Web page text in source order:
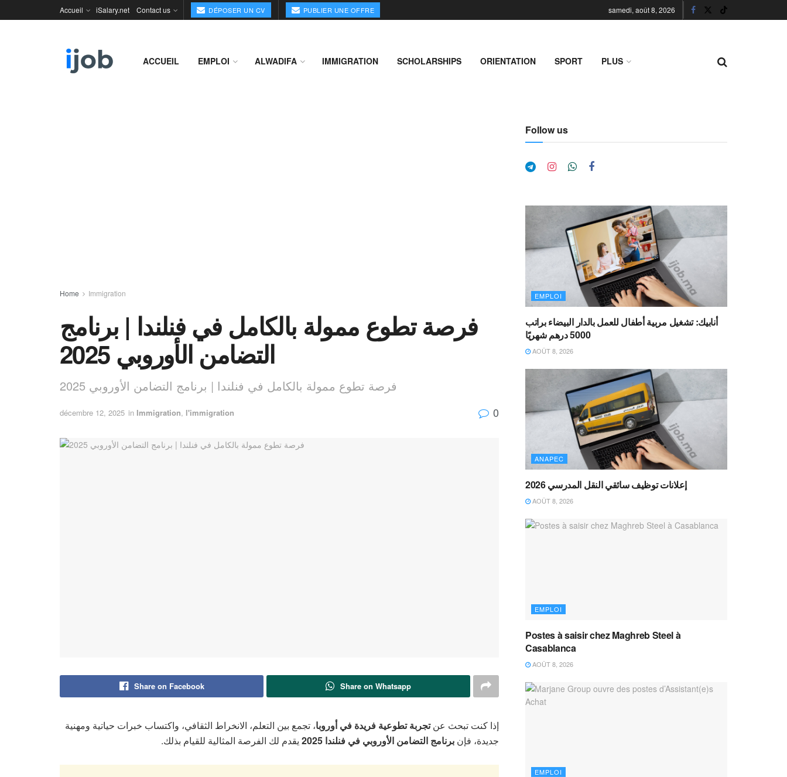
Accueil iSalary.net Contact us DÉPOSER UN CV PUBLIER UNE OFFRE samedi, août 8, 2026
ACCUEIL EMPLOI ALWADIFA IMMIGRATION SCHOLARSHIPS ORIENTATION SPORT PLUS
Home Immigration
فرصة تطوع ممولة بالكامل في فنلندا | برنامج
التضامن الأوروبي 2025
فرصة تطوع ممولة بالكامل في فنلندا | برنامج التضامن الأوروبي 2025
décembre 12, 2025 in Immigration, l'immigration 0
Share on Facebook Share on Whatsapp
إذا كنت تبحث عنتجربة تطوعية فريدة في أوروبا، تجمع بين التعلم، الانخراط الثقافي، واكتساب خبرات حياتية ومهنية
جديدة، فإن برنامج التضامن الأوروبي في فنلندا 2025 يقدم لك الفرصة المثالية للقيام بذلك.
Follow us
EMPLOI
أنابيك: تشغيل مربية أطفال للعمل بالدار البيضاء براتب
5000 درهم شهريًا
AOÛT 8, 2026
ANAPEC
إعلانات توظيف سائقي النقل المدرسي 2026
AOÛT 8, 2026
EMPLOI
Postes à saisir chez Maghreb Steel à
Casablanca
AOÛT 8, 2026
EMPLOI